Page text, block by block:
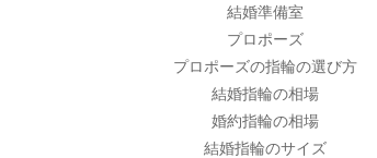
結婚準備室
プロポーズ
プロポーズの指輪の選び方
結婚指輪の相場
婚約指輪の相場
結婚指輪のサイズ